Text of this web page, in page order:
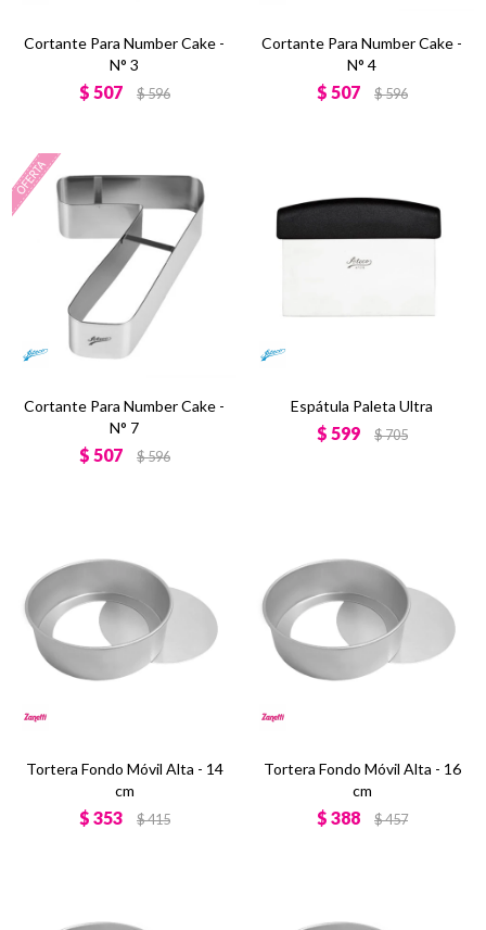
Cortante Para Number Cake -
N° 3
$ 507 $596
Cortante Para Number Cake -
N° 4
$ 507 $596
Cortante Para Number Cake -
N° 7
$ 507 $596
Espátula Paleta Ultra
$ 599 $705
Tortera Fondo Móvil Alta - 14
cm
$ 353 $415
Tortera Fondo Móvil Alta - 16
cm
$ 388 $457